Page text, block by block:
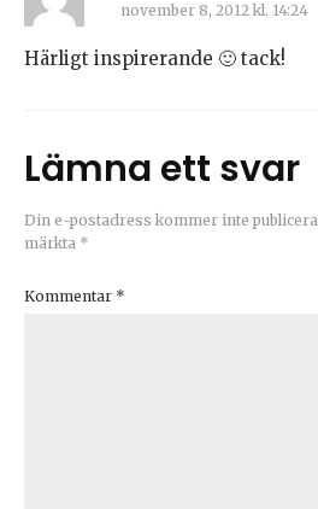
november 8, 2012 kl. 14:24
Härligt inspirerande 🙂 tack!
Lämna ett svar
Din e-postadress kommer inte
märkta *
Kommentar *